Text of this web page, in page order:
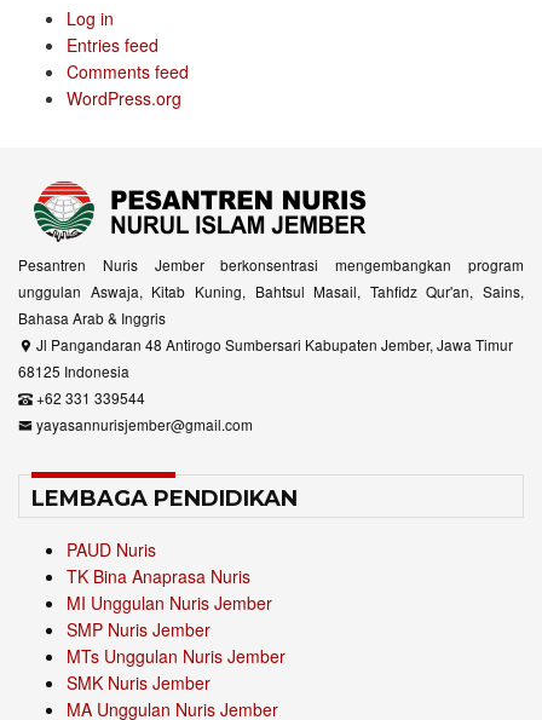
Log in
Entries feed
Comments feed
WordPress.org
Pesantren Nuris Jember berkonsentrasi mengembangkan program
unggulan Aswaja, Kitab Kuning, Bahtsul Masail, Tahfidz Qur'an, Sains,
Bahasa Arab & Inggris
Jl Pangandaran 48 Antirogo Sumbersari Kabupaten Jember, Jawa Timur
68125 Indonesia
+62 331 339544
yayasannurisjember@gmail.com
LEMBAGA PENDIDIKAN
PAUD Nuris
TK Bina Anaprasa Nuris
MI Unggulan Nuris Jember
SMP Nuris Jember
MTs Unggulan Nuris Jember
SMK Nuris Jember
MA Unggulan Nuris Jember